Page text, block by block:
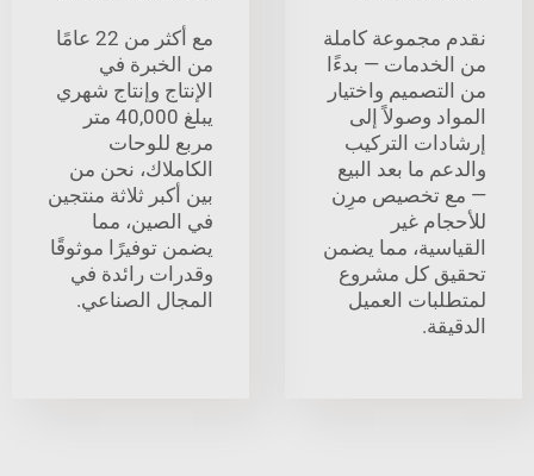
كاملة
— بدءًا
واختيار
وصولاً إلى
التركيب
ما بعد البيع
تخصيص مرِن
غير
مما يضمن
كل مشروع
العميل
مع أكثر من 22 عامًا
من الخبرة في
الإنتاج وإنتاج شهري
يبلغ 40,000 متر
مربع للوحات
الكاملاك، نحن من
بين أكبر ثلاثة منتجين
في الصين، مما
يضمن توفيرًا موثوقًا
وقدرات رائدة في
المجال الصناعي.